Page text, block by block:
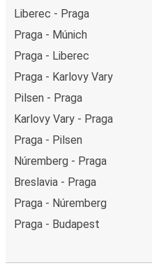
Liberec - Praga
Praga - Múnich
Praga - Liberec
Praga - Karlovy Vary
Pilsen - Praga
Karlovy Vary - Praga
Praga - Pilsen
Núremberg - Praga
Breslavia - Praga
Praga - Núremberg
Praga - Budapest